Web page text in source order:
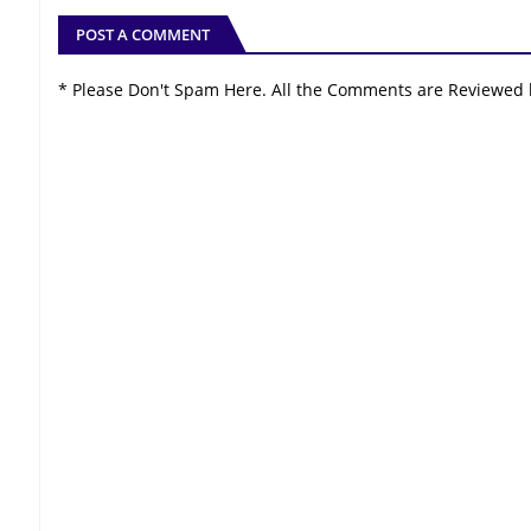
POST A COMMENT
* Please Don't Spam Here. All the Comments are Reviewed